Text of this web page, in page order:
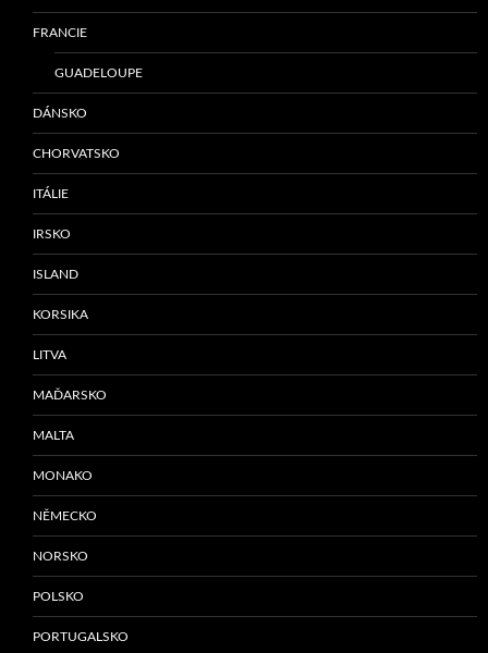
FRANCIE
GUADELOUPE
DÁNSKO
CHORVATSKO
ITÁLIE
IRSKO
ISLAND
KORSIKA
LITVA
MAĎARSKO
MALTA
MONAKO
NĚMECKO
NORSKO
POLSKO
PORTUGALSKO